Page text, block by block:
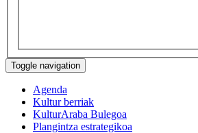
Toggle navigation
Agenda
Kultur berriak
KulturAraba Bulegoa
Plangintza estrategikoa